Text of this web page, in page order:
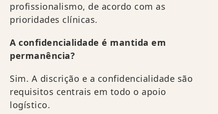
profissionalismo, de acordo com as
prioridades clínicas.
A confidencialidade é mantida em
permanência?
Sim. A discrição e a confidencialidade são
requisitos centrais em todo o apoio
logístico.